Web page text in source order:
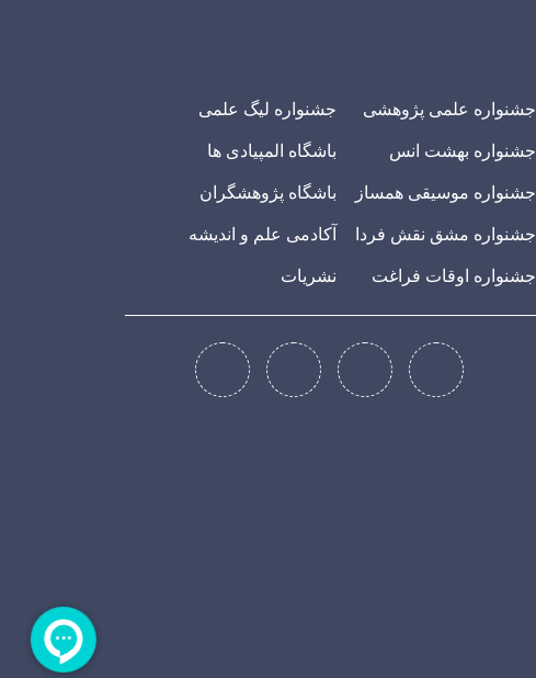
جشنواره علمی پژوهشی
جشنواره بهشت انس
جشنواره موسیقی همساز
جشنواره مشق نقش فردا
جشنواره اوقات فراغت
جشنواره لیگ علمی
باشگاه المپیادی ها
باشگاه پژوهشگران
آکادمی علم و اندیشه
نشریات